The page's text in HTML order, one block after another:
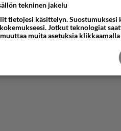
tekninen jakelu
tietojesi käsittelyn.
Jotkut teknologiat
muita asetuksia